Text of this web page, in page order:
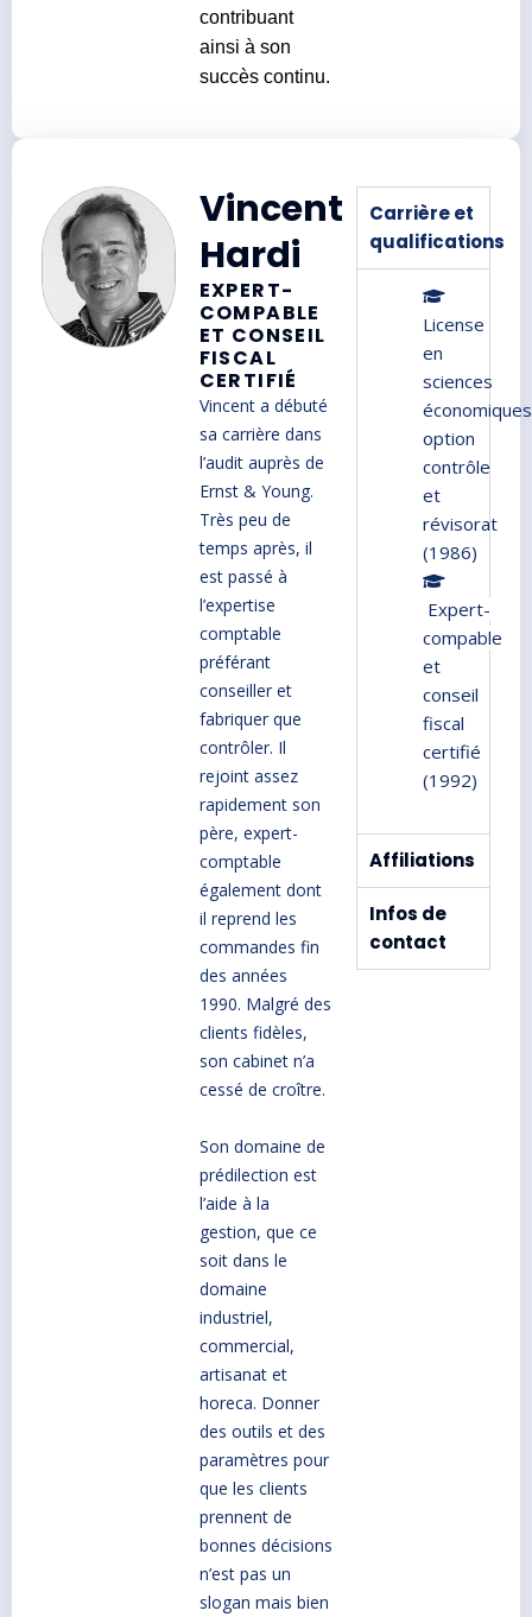
contribuant
ainsi à son
succès continu.
Vincent
Hardi
EXPERT-
COMPABLE
ET CONSEIL
FISCAL
CERTIFIÉ
Vincent a débuté
sa carrière dans
l’audit auprès de
Ernst & Young.
Très peu de
temps après, il
est passé à
l’expertise
comptable
préférant
conseiller et
fabriquer que
contrôler. Il
rejoint assez
rapidement son
père, expert-
comptable
également dont
il reprend les
commandes fin
des années
1990. Malgré des
clients fidèles,
son cabinet n’a
cessé de croître.
Son domaine de
prédilection est
l’aide à la
gestion, que ce
soit dans le
domaine
industriel,
commercial,
artisanat et
horeca. Donner
des outils et des
paramètres pour
que les clients
prennent de
bonnes décisions
n’est pas un
slogan mais bien
Carrière et
qualifications
License
en
sciences
option
contrôle
et
révisorat
(1986)
Expert-
compable
et
conseil
fiscal
certifié
(1992)
Affiliations
Infos de
contact